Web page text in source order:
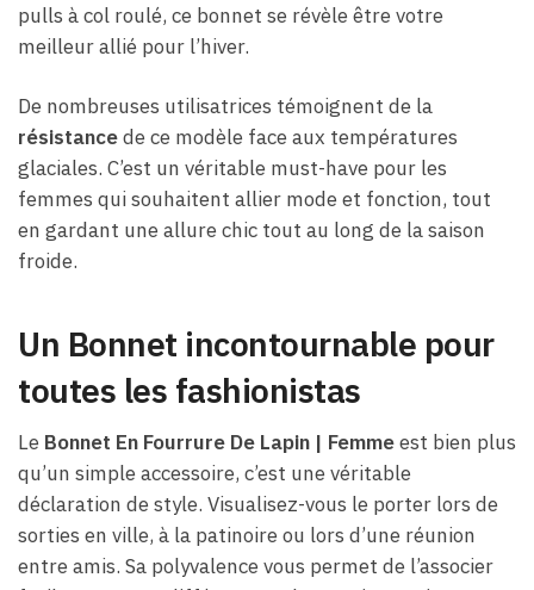
pulls à col roulé, ce bonnet se révèle être votre
meilleur allié pour l’hiver.
De nombreuses utilisatrices témoignent de la
résistancede ce modèle face aux températures
glaciales. C’est un véritable must-have pour les
femmes qui souhaitent allier mode et fonction, tout
en gardant une allure chic tout au long de la saison
froide.
Un Bonnet incontournable pour
toutes les fashionistas
Le Bonnet En Fourrure De Lapin | Femmeest bien plus
qu’un simple accessoire, c’est une véritable
déclaration de style. Visualisez-vous le porter lors de
sorties en ville, à la patinoire ou lors d’une réunion
entre amis. Sa polyvalence vous permet de l’associer